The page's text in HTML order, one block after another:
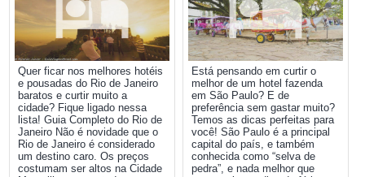
Quer ficar nos melhores hotéis
e pousadas do Rio de Janeiro
baratos e curtir muito a
cidade? Fique ligado nessa
lista! Guia Completo do Rio de
Janeiro Não é novidade que o
Rio de Janeiro é considerado
um destino caro. Os preços
costumam ser altos na Cidade
Está pensando em curtir o
melhor de um hotel fazenda
em São Paulo? E de
preferência sem gastar muito?
Temos as dicas perfeitas para
você! São Paulo é a principal
capital do país, e também
conhecida como “selva de
pedra”, e nada melhor que